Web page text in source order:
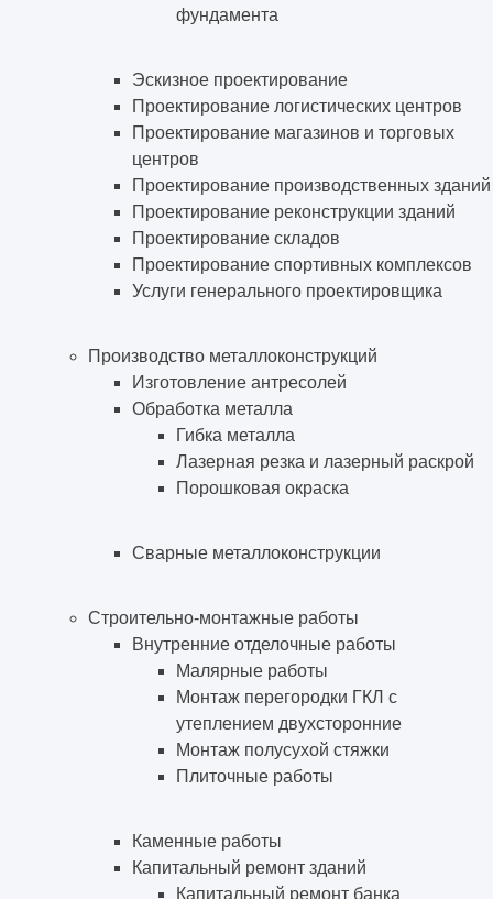
фундамента
Эскизное проектирование
Проектирование логистических центров
Проектирование магазинов и торговых
центров
Проектирование производственных зданий
Проектирование реконструкции зданий
Проектирование складов
Проектирование спортивных комплексов
Услуги генерального проектировщика
Производство металлоконструкций
Изготовление антресолей
Обработка металла
Гибка металла
Лазерная резка и лазерный раскрой
Порошковая окраска
Сварные металлоконструкции
Строительно-монтажные работы
Внутренние отделочные работы
Малярные работы
Монтаж перегородки ГКЛ с
утеплением двухсторонние
Монтаж полусухой стяжки
Плиточные работы
Каменные работы
Капитальный ремонт зданий
Капитальный ремонт банка